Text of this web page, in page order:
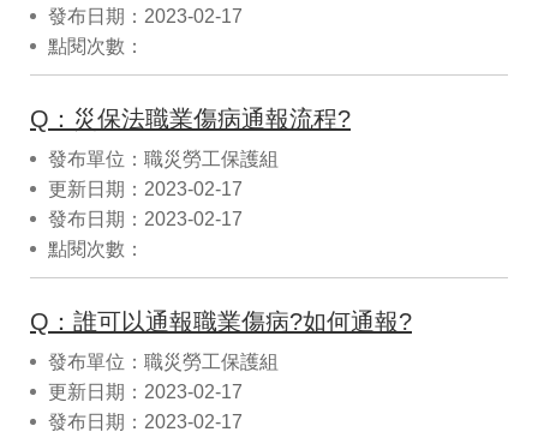
發布日期：2023-02-17
點閱次數：
Q：災保法職業傷病通報流程?
發布單位：職災勞工保護組
更新日期：2023-02-17
發布日期：2023-02-17
點閱次數：
Q：誰可以通報職業傷病?如何通報?
發布單位：職災勞工保護組
更新日期：2023-02-17
發布日期：2023-02-17